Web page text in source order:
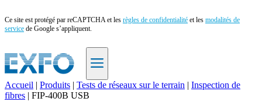
Ce site est protégé par reCAPTCHA et les règles de confidentialité et les modalités de
service de Google s’appliquent.
FR
Accueil | Produits | Tests de réseaux sur le terrain | Inspection de
fibres | FIP-400B USB